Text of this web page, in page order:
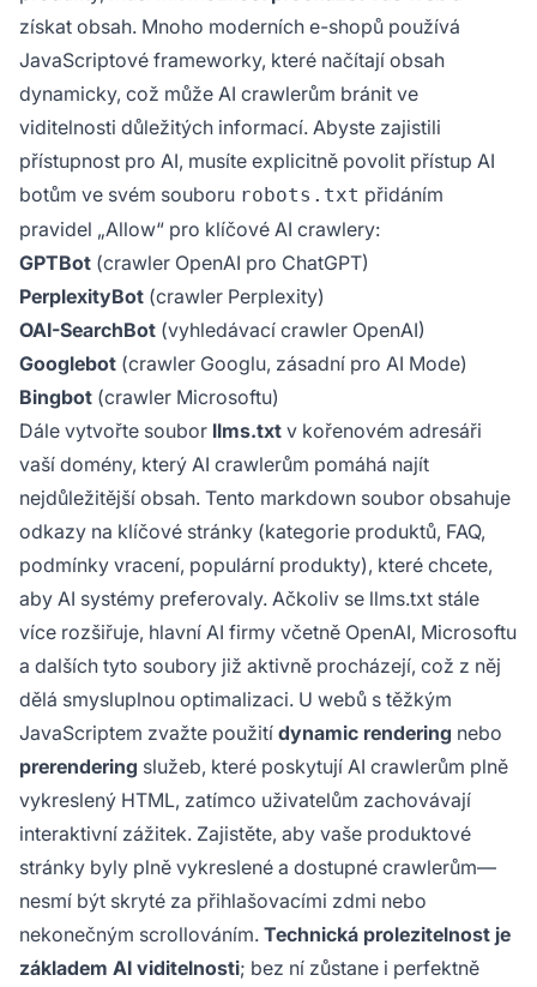
získat obsah. Mnoho moderních e-shopů používá
JavaScriptové frameworky, které načítají obsah
dynamicky, což může AI crawlerům bránit ve
viditelnosti důležitých informací. Abyste zajistili
přístupnost pro AI, musíte explicitně povolit přístup AI
botům ve svém souboru robots.txt přidáním
pravidel „Allow“ pro klíčové AI crawlery:
GPTBot (crawler OpenAI pro ChatGPT)
PerplexityBot (crawler Perplexity)
OAI-SearchBot (vyhledávací crawler OpenAI)
Googlebot (crawler Googlu, zásadní pro AI Mode)
Bingbot (crawler Microsoftu)
Dále vytvořte soubor llms.txt v kořenovém adresáři
vaší domény, který AI crawlerům pomáhá najít
nejdůležitější obsah. Tento markdown soubor obsahuje
odkazy na klíčové stránky (kategorie produktů, FAQ,
podmínky vracení, populární produkty), které chcete,
aby AI systémy preferovaly. Ačkoliv se llms.txt stále
více rozšiřuje, hlavní AI firmy včetně OpenAI, Microsoftu
a dalších tyto soubory již aktivně procházejí, což z něj
dělá smysluplnou optimalizaci. U webů s těžkým
JavaScriptem zvažte použití dynamic rendering nebo
prerendering služeb, které poskytují AI crawlerům plně
vykreslený HTML, zatímco uživatelům zachovávají
interaktivní zážitek. Zajistěte, aby vaše produktové
stránky byly plně vykreslené a dostupné crawlerům—
nesmí být skryté za přihlašovacími zdmi nebo
nekonečným scrollováním. Technická prolezitelnost je
základem AI viditelnosti; bez ní zůstane i perfektně